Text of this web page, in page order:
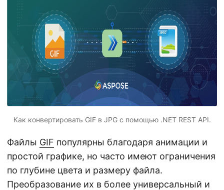
Как конвертировать GIF в JPG с помощью .NET REST API.
Файлы GIF популярны благодаря анимации и
простой графике, но часто имеют ограничения
по глубине цвета и размеру файла.
Преобразование их в более универсальный и